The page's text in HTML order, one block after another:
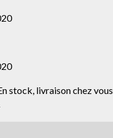
stock, livraison chez vous